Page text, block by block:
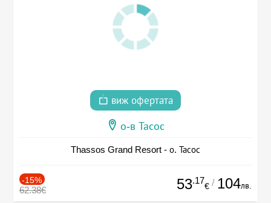
виж офертата
о-в Тасос
Thassos Grand Resort - о. Тасос
-15%
62.38€ 53.17
€ / 104лв.